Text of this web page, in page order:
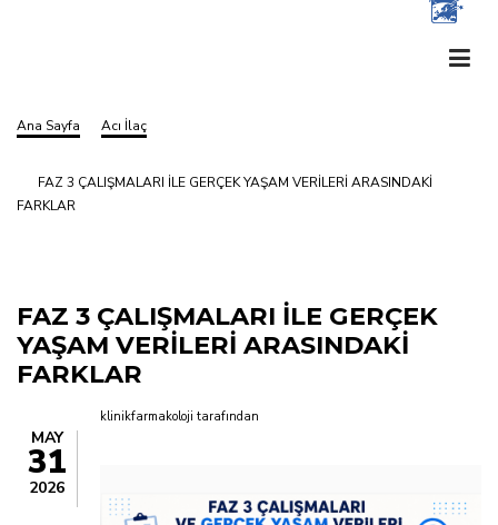
Sayfa
yolu
Ana Sayfa Acı İlaç
FAZ 3 ÇALIŞMALARI İLE GERÇEK YAŞAM VERİLERİ ARASINDAKİ
FARKLAR
FAZ 3 ÇALIŞMALARI İLE GERÇEK
YAŞAM VERİLERİ ARASINDAKİ
FARKLAR
MAY
31
2026
klinikfarmakoloji tarafından